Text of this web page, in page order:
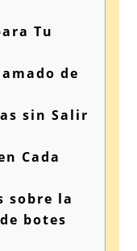
Tu
de
sin Salir
Cada
sobre la
botes